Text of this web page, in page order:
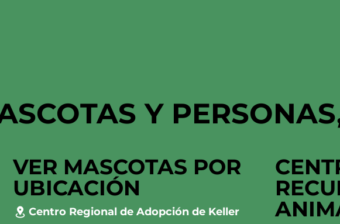
Y
VER MASCOTAS POR
UBICACIÓN
Centro Regional de Adopción de Keller